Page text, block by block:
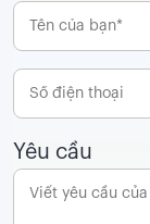
Yêu cầu